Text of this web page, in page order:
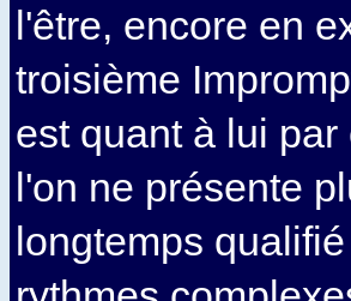
l'être, encore en
troisième
est quant à lui
l'on ne présente
longtemps